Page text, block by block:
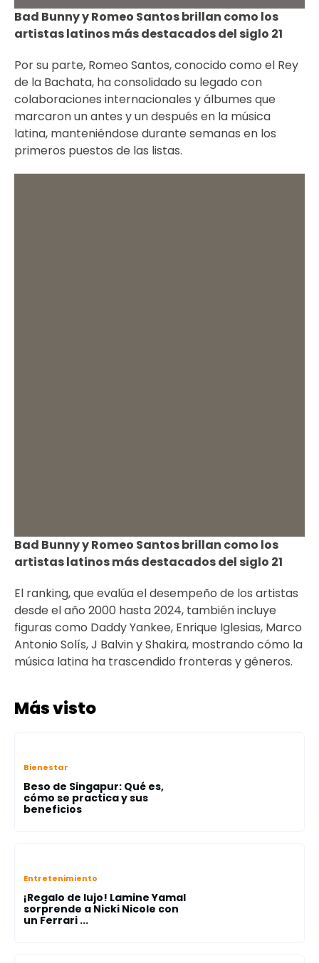
Bad Bunny y Romeo Santos brillan como los
artistas latinos más destacados del siglo 21
Por su parte, Romeo Santos, conocido como el Rey
de la Bachata, ha consolidado su legado con
colaboraciones internacionales y álbumes que
marcaron un antes y un después en la música
latina, manteniéndose durante semanas en los
primeros puestos de las listas.
Bad Bunny y Romeo Santos brillan como los
artistas latinos más destacados del siglo 21
El ranking, que evalúa el desempeño de los artistas
desde el año 2000 hasta 2024, también incluye
figuras como Daddy Yankee, Enrique Iglesias, Marco
Antonio Solís, J Balvin y Shakira, mostrando cómo la
música latina ha trascendido fronteras y géneros.
Más visto
Bienestar
Beso de Singapur: Qué es,
cómo se practica y sus
beneficios
Entretenimiento
¡Regalo de lujo! Lamine Yamal
sorprende a Nicki Nicole con
un Ferrari ...